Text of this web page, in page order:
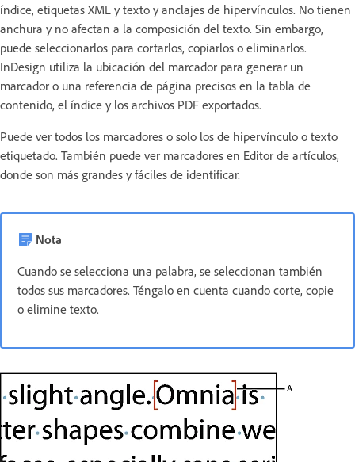
índice, etiquetas XML y texto y anclajes de hipervínculos. No tienen
anchura y no afectan a la composición del texto. Sin embargo,
puede seleccionarlos para cortarlos, copiarlos o eliminarlos.
InDesign utiliza la ubicación del marcador para generar un
marcador o una referencia de página precisos en la tabla de
contenido, el índice y los archivos PDF exportados.
Puede ver todos los marcadores o solo los de hipervínculo o texto
etiquetado. También puede ver marcadores en Editor de artículos,
donde son más grandes y fáciles de identificar.
Nota
Cuando se selecciona una palabra, se seleccionan también
todos sus marcadores. Téngalo en cuenta cuando corte, copie
o elimine texto.